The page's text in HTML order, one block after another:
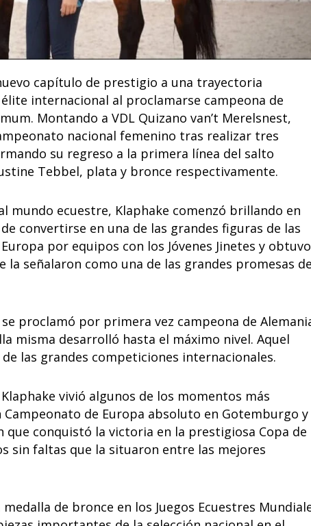
capítulo de prestigio a una trayectoria
internacional al proclamarse campeona de
Montando a VDL Quizano van’t Merelsnest,
nacional femenino tras realizar tres
su regreso a la primera línea del salto
Tebbel, plata y bronce respectivamente.
mundo ecuestre, Klaphake comenzó brillando en
convertirse en una de las grandes figuras de las
por equipos con los Jóvenes Jinetes y obtuvo
señalaron como una de las grandes promesas
proclamó por primera vez campeona de
misma desarrolló hasta el máximo nivel. Aquel
las grandes competiciones internacionales.
vivió algunos de los momentos más
de Europa absoluto en Gotemburgo y
conquistó la victoria en la prestigiosa Copa de
sin faltas que la situaron entre las mejores
de bronce en los Juegos Ecuestres